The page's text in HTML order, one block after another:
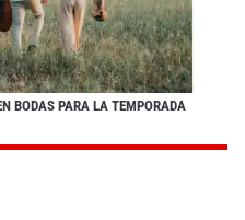
BODAS PARA LA TEMPORADA